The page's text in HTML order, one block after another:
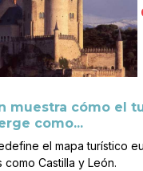
muestra cómo el
como...
el mapa turístico
Castilla y León.